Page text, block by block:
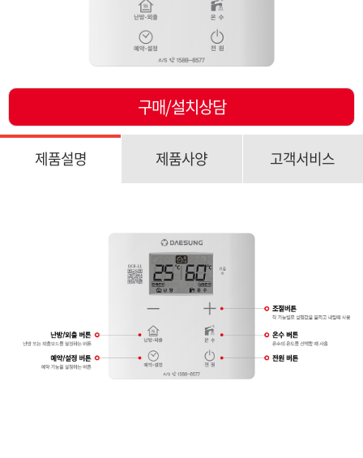
구매/설치상담
제품설명 제품사양 고객서비스